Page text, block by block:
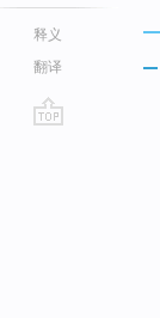
释义
翻译